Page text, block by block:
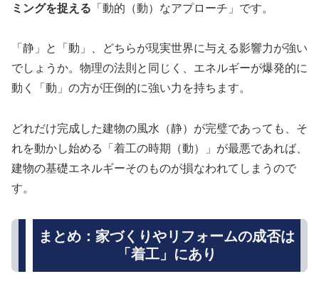
ミングを捉える 「動的（動）なアプローチ」です。
「静」と「動」、どちらが現実世界に与える影響力が強い
でしょうか。物理の法則と同じく、エネルギーが爆発的に
動く「動」の方が圧倒的に強い力を持ちます。
どれだけ完成した建物の風水（静）が完璧であっても、そ
れを動かし始める「着工の時期（動）」が最悪であれば、
建物の基礎エネルギーそのものが損なわれてしまうので
す。
まとめ：家づくりやリフォームの成否は
「着工」にあり